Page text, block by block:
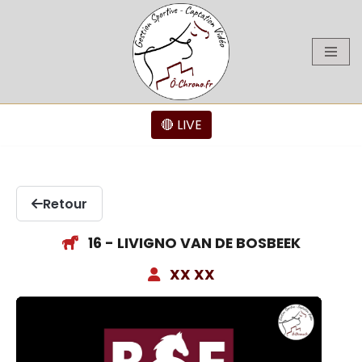
🔴 LIVE
Retour
16 - LIVIGNO VAN DE BOSBEEK
XX XX